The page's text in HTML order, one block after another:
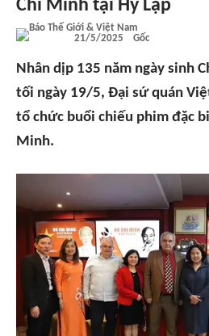
Chí Minh tại Hy Lạp
21/5/2025 Gốc
Nhân dịp 135 năm ngày sinh
tối ngày 19/5, Đại sứ quán
tổ chức buổi chiếu phim đặc
Minh.